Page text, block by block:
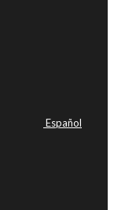
Español